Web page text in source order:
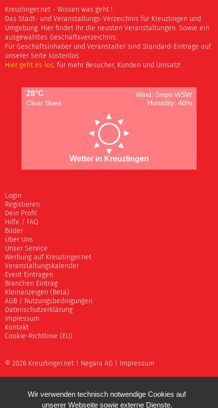
Kreuzlinger.net - Wissen was geht !
Das Stadt- und Veranstaltungs-Verzeichnis für Kreuzlingen und
Umgebung. Hier findet Ihr die neusten Veranstaltungen. Sowie ein
ausgewähltes Geschäftsverzeichnis.
Für Geschäftsinhaber und Veranstalter sind Standard-Einträge auf
unserer Seite kostenlos.
Hier geht es los, für mehr Besucher, Kunden und Umsatz!
28°C
Wind: 2mph WSW
Clear Skies
Humidity: 40%
Wetter in Kreuzlingen
Login
Registieren
Dein Profil
Hilfe / FAQ
Bilder
Über Uns
Unser Service
Werbung auf Kreuzlinger.net
Veranstaltungskalender
Event Eintragen
Branchen Eintrag
Kleinanzeigen (Beta)
AGB / Nutzungsbedingungen
Datenschutzerklärung
Impressum
Kontakt
Cookie-Richtlinie (EU)
© 2026 Kreuzlinger.net | Negara AG Impressum
Wir verwenden technisch notwendige Cookies auf
unserer Webseite sowie externe Dienste.